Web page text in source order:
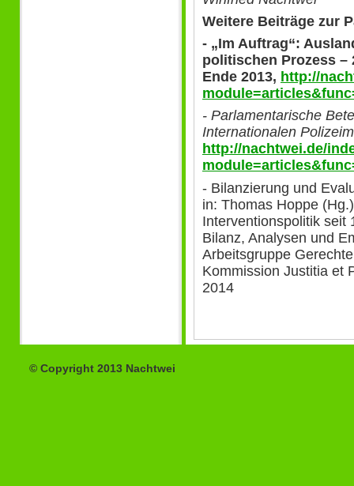
Weitere Beiträge zur
- „Im Auftrag“:
politischen Prozess –
Ende 2013, http://
- Parlamentarische
Internationalen
http://nachtwei.de/
- Bilanzierung und
in: Thomas Hoppe
Interventionspolitik seit
Bilanz, Analysen und
Arbeitsgruppe
Kommission Justitia et
2014
© Copyright 2013 Nachtwei